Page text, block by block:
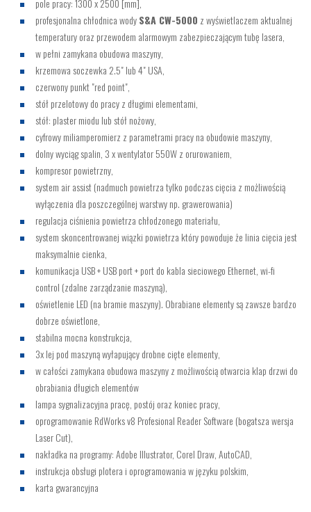
pole pracy: 1300 x 2500 [mm],
profesjonalna chłodnica wodyS&A CW-5000 z wyświetlaczem aktualnej
temperatury oraz przewodem alarmowym zabezpieczającym tubę lasera,
w pełni zamykana obudowa maszyny,
krzemowa soczewka 2.5" lub 4" USA,
czerwony punkt "red point",
stół przelotowy do pracy z długimi elementami,
stół: plaster miodu lub stół nożowy,
cyfrowy miliamperomierz z parametrami pracy na obudowie maszyny,
dolny wyciąg spalin, 3 x wentylator 550W z orurowaniem,
kompresor powietrzny,
system air assist (nadmuch powietrza tylko podczas cięcia z możliwością
wyłączenia dla poszczególnej warstwy np. grawerowania)
regulacja ciśnienia powietrza chłodzonego materiału,
system skoncentrowanej wiązki powietrza który powoduje że linia cięcia jest
maksymalnie cienka,
komunikacja USB + USB port + port do kabla sieciowego Ethernet, wi-fi
control (zdalne zarządzanie maszyną),
oświetlenie LED (na bramie maszyny). Obrabiane elementy są zawsze bardzo
dobrze oświetlone,
stabilna mocna konstrukcja,
3x lej pod maszyną wyłapujący drobne cięte elementy,
w całości zamykana obudowa maszyny z możliwością otwarcia klap drzwi do
obrabiania długich elementów
lampa sygnalizacyjna pracę, postój oraz koniec pracy,
oprogramowanie RdWorks v8 Profesional Reader Software (bogatsza wersja
Laser Cut),
nakładka na programy: Adobe Illustrator, Corel Draw, AutoCAD,
instrukcja obsługi plotera i oprogramowania w języku polskim,
karta gwarancyjna